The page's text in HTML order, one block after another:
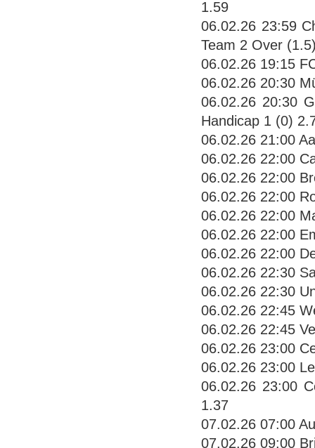
1.59
06.02.26 23:59
Team 2 Over
06.02.26 19:15
06.02.26 20:30
06.02.26 20:30
Handicap 1 (0)
06.02.26 21:00
06.02.26 22:00
06.02.26 22:00
06.02.26 22:00
06.02.26 22:00
06.02.26 22:00
06.02.26 22:00
06.02.26 22:30
06.02.26 22:30
06.02.26 22:45
06.02.26 22:45
06.02.26 23:00
06.02.26 23:00
06.02.26 23:00
1.37
07.02.26 07:00
07.02.26 09:00